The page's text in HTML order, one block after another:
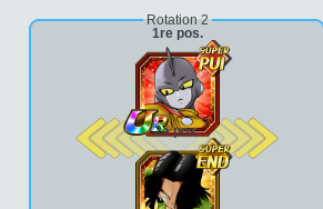
Rotation 2
1re pos.
2e pos.